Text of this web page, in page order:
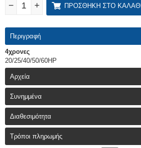
+
− ΠΡΟΣΘΉΚΗ ΣΤΟ ΚΑΛΆΘΙ
Περιγραφή
4χρονες
20/25/40/50/60HP
Αρχεία
Συνημμένα
Διαθεσιμότητα
Τρόποι πληρωμής